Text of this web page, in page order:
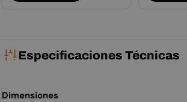
Especificaciones Técnicas
Dimensiones